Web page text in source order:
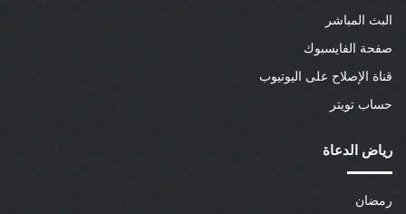
البث المباشر
صفحة الفايسبوك
قناة الإصلاح على اليوتيوب
حساب تويتر
رياض الدعاة
رمضان